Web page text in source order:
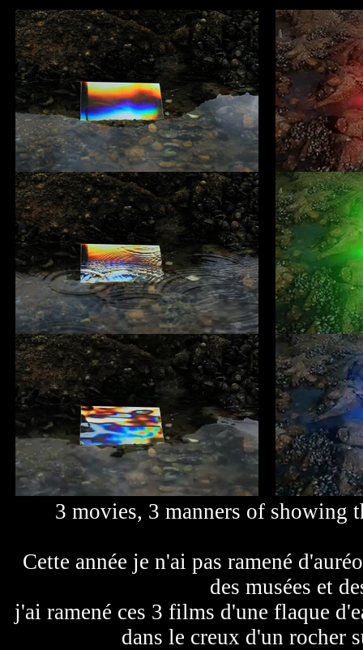
3 movies, 3 manners of showing
Cette année je n'ai pas ramené
des musées et
j'ai ramené ces 3 films d'une flaque
dans le creux d'un rocher